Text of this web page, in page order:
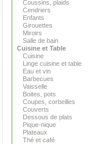
Coussins, plaids
Cendriers
Enfants
Girouettes
Miroirs
Salle de bain
Cuisine et Table
Cuisine
Linge cuisine et table
Eau et vin
Barbecues
Vaisselle
Boites, pots
Coupes, corbeilles
Couverts
Dessous de plats
Pique-nique
Plateaux
Thé et café